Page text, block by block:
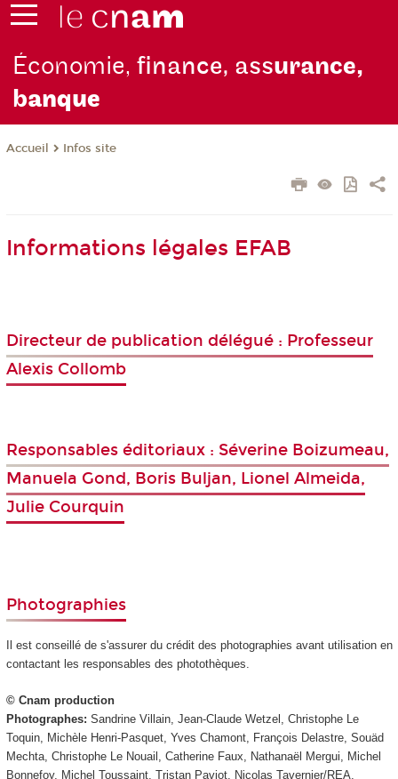
Économie,finance, assurance,
banque
Accueil Infos site
Informations légales EFAB
Directeur de publication délégué : Professeur
Alexis Collomb
Responsables éditoriaux : Séverine Boizumeau,
Manuela Gond, Boris Buljan, Lionel Almeida,
Julie Courquin
Photographies
Il est conseillé de s'assurer du crédit des photographies avant utilisation en
contactant les responsables des photothèques.
© Cnam production
Photographes: Sandrine Villain, Jean-Claude Wetzel, Christophe Le
Toquin, Michèle Henri-Pasquet, Yves Chamont, François Delastre, Souäd
Mechta, Christophe Le Nouail, Catherine Faux, Nathanaël Mergui, Michel
Bonnefoy, Michel Toussaint, Tristan Paviot, Nicolas Tavernier/REA,